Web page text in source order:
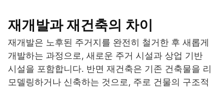
재개발과 재건축의 차이
재개발은 노후된 주거지를 완전히 철거한 후 새롭게
개발하는 과정으로, 새로운 주거 시설과 상업 기반
시설을 포함합니다. 반면 재건축은 기존 건축물을 리
모델링하거나 신축하는 것으로, 주로 건물의 구조적